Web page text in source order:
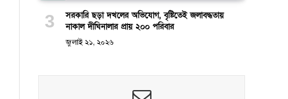
সরকারি ছড়া দখলের অভিযোগ, বৃষ্টিতেই জলাবদ্ধতায়
নাকাল দীঘিনালার প্রায় ২০০ পরিবার
জুলাই ২১, ২০২৬